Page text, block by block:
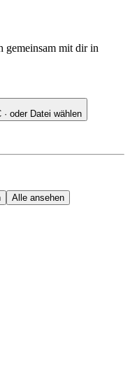
gemeinsam mit dir in
· oder Datei wählen
Alle ansehen